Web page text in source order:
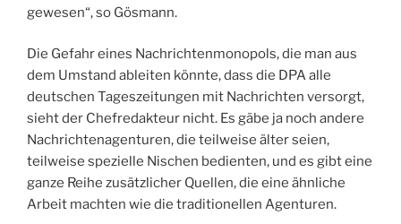
gewesen“, so Gösmann.
Die Gefahr eines Nachrichtenmonopols, die man aus
dem Umstand ableiten könnte, dass die DPA alle
deutschen Tageszeitungen mit Nachrichten versorgt,
sieht der Chefredakteur nicht. Es gäbe ja noch andere
Nachrichtenagenturen, die teilweise älter seien,
teilweise spezielle Nischen bedienten, und es gibt eine
ganze Reihe zusätzlicher Quellen, die eine ähnliche
Arbeit machten wie die traditionellen Agenturen.